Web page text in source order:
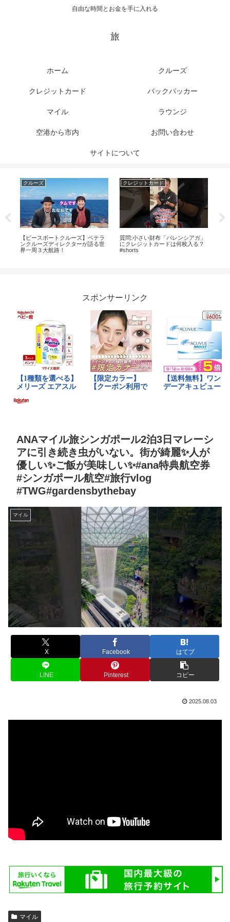
自由な時間とお金を手に入れる
旅
ホーム クルーズ
クレジットカード バックパッカー
マイル ラウンジ
空港から市内 お問い合わせ
サイトについて
クルーズ
【ピースボートクルーズ】ベテラ
ンクルーズディレクターが語る世
界一周３大航路！
クレジットカード
質問:小さい財布「バレンシアガ」
にクレジットカードは何枚入る？
#shorts
スポンサーリンク
ANAマイル旅シンガポール2泊3日マレーシ
アに引き続き虫がいない。街が綺麗✨人が
優しい✨ご飯が美味しい✨#ana特典航空券
#シンガポール航空#旅行vlog
#TWG#gardensbythebay
マイル
X Facebook はてブ
LINE Pinterest コピー
2025.08.03
マイル